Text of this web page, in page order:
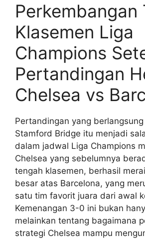
Perkembangan
Klasemen Liga
Champions
Pertandingan
Chelsea vs
Pertandingan yang
Stamford Bridge itu menjadi
dalam jadwal Liga Champions
Chelsea yang sebelumnya
tengah klasemen, berhasil
besar atas Barcelona, yang
satu tim favorit juara dari awal
Kemenangan 3-0 ini bukan
melainkan tentang bagaimana
strategi Chelsea mampu